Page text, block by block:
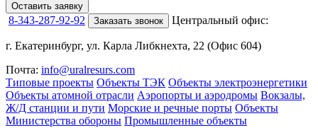
Оставить заявку
8-343-287-92-92 Заказать звонок Центральный офис:
г. Екатеринбург, ул. Карла Либкнехта, 22 (Офис 604)
Почта: info@uralresurs.com
Типовые проекты Объекты ТЭК Объекты электроэнергетики
Объекты атомной отрасли Аэропорты и аэродромы Вокзалы,
Ж/Д станции и пути Морские и речные порты Объекты
Министерства обороны Промышленные объекты